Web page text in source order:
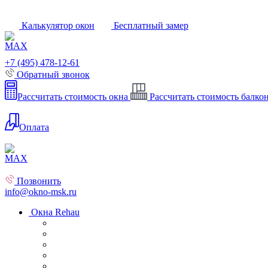
Калькулятор окон Бесплатный замер
+7 (495) 478-12-61
Обратный звонок
Рассчитать стоимость окна Рассчитать стоимость
Оплата
Позвонить
info@okno-msk.ru
Окна Rehau